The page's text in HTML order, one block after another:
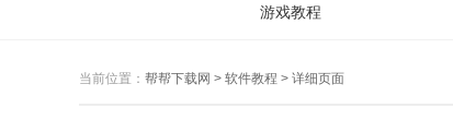
游戏教程
当前位置： 帮帮下载网 > 软件教程 > 详细页面